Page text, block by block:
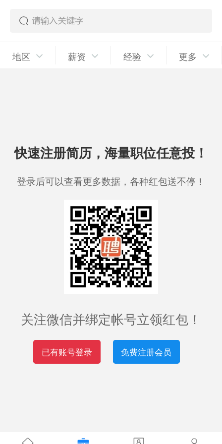
地区 薪资 经验 更多
快速注册简历，海量职位任意投！
登录后可以查看更多数据，各种红包送不停！
关注微信并绑定帐号立领红包！
已有账号登录 免费注册会员